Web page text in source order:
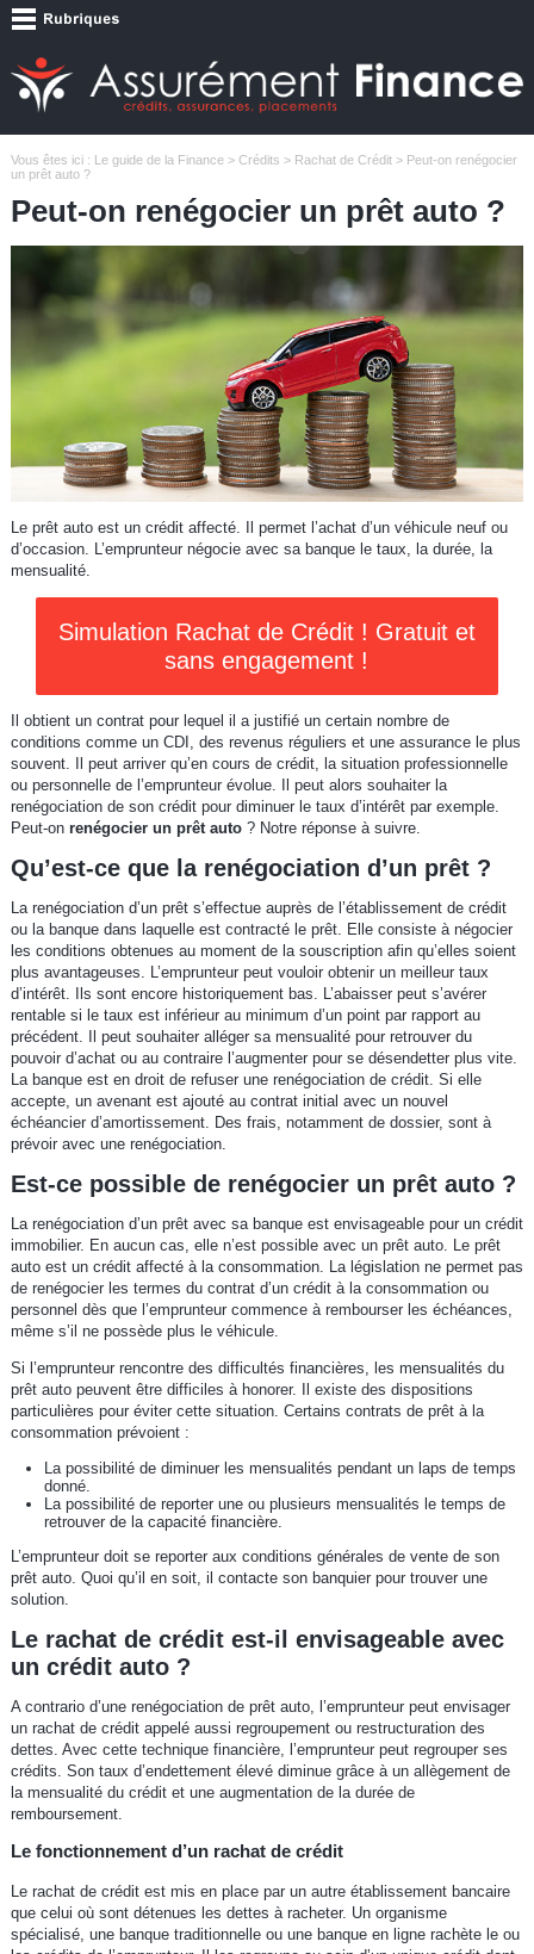
Vous êtes ici : Le guide de la Finance> Crédits > Rachat de Crédit> Peut-on renégocier
un prêt auto ?
Peut-on renégocier un prêt auto ?
Le prêt auto est un crédit affecté. Il permet l’achat d’un véhicule neuf ou
d’occasion. L’emprunteur négocie avec sa banque le taux, la durée, la
mensualité.
Simulation Rachat de Crédit ! Gratuit et
sans engagement !
Il obtient un contrat pour lequel il a justifié un certain nombre de
conditions comme un CDI, des revenus réguliers et une assurance le plus
souvent. Il peut arriver qu’en cours de crédit, la situation professionnelle
ou personnelle de l’emprunteur évolue. Il peut alors souhaiter la
renégociation de son crédit pour diminuer le taux d’intérêt par exemple.
Peut-onrenégocier un prêt auto? Notre réponse à suivre.
Qu’est-ce que la renégociation d’un prêt ?
La renégociation d’un prêt s’effectue auprès de l’établissement de crédit
ou la banque dans laquelle est contracté le prêt. Elle consiste à négocier
les conditions obtenues au moment de la souscription afin qu’elles soient
plus avantageuses. L’emprunteur peut vouloir obtenir un meilleur taux
d’intérêt. Ils sont encore historiquement bas. L’abaisser peut s’avérer
rentable si le taux est inférieur au minimum d’un point par rapport au
précédent. Il peut souhaiter alléger sa mensualité pour retrouver du
pouvoir d’achat ou au contraire l’augmenter pour se désendetter plus vite.
La banque est en droit de refuser une renégociation de crédit. Si elle
accepte, un avenant est ajouté au contrat initial avec un nouvel
échéancier d’amortissement. Des frais, notamment de dossier, sont à
prévoir avec une renégociation.
Est-ce possible de renégocier un prêt auto ?
La renégociation d’un prêt avec sa banque est envisageable pour un crédit
immobilier. En aucun cas, elle n’est possible avec un prêt auto. Le prêt
auto est un crédit affecté à la consommation. La législation ne permet pas
de renégocier les termes du contrat d’un crédit à la consommation ou
personnel dès que l’emprunteur commence à rembourser les échéances,
même s’il ne possède plus le véhicule.
Si l’emprunteur rencontre des difficultés financières, les mensualités du
prêt auto peuvent être difficiles à honorer. Il existe des dispositions
particulières pour éviter cette situation. Certains contrats de prêt à la
consommation prévoient :
La possibilité de diminuer les mensualités pendant un laps de temps
donné.
La possibilité de reporter une ou plusieurs mensualités le temps de
retrouver de la capacité financière.
L’emprunteur doit se reporter aux conditions générales de vente de son
prêt auto. Quoi qu’il en soit, il contacte son banquier pour trouver une
solution.
Le rachat de crédit est-il envisageable avec
un crédit auto ?
A contrario d’une renégociation de prêt auto, l’emprunteur peut envisager
un rachat de crédit appelé aussi regroupement ou restructuration des
dettes. Avec cette technique financière, l’emprunteur peut regrouper ses
crédits. Son taux d’endettement élevé diminue grâce à un allègement de
la mensualité du crédit et une augmentation de la durée de
remboursement.
Le fonctionnement d’un rachat de crédit
Le rachat de crédit est mis en place par un autre établissement bancaire
que celui où sont détenues les dettes à racheter. Un organisme
spécialisé, une banque traditionnelle ou une banque en ligne rachète le ou